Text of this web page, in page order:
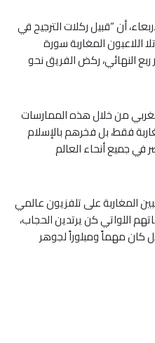
أن “قبيل ركلات الترجيح في
اللاعبون المغاربة سورة
ربع النهائي، ركض الفريق نحو
من خلال هذه الممارسات
فقط، بل فخرهم بالإسلام
في جميع أنحاء العالم
المغاربة على تلفزيون عالمي
اللواتي كن يرتدين الحجاب،
كان مهماً ومبلوراً لجوهر